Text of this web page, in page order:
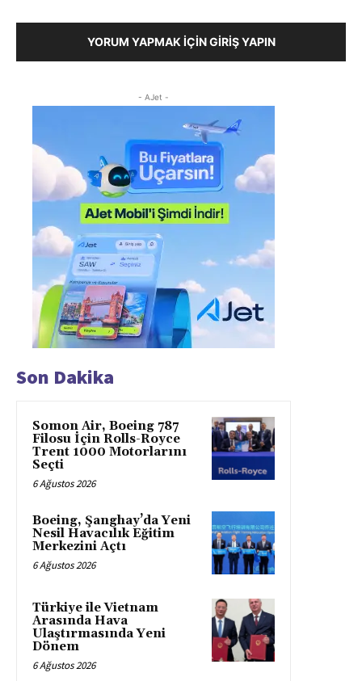
YORUM YAPMAK İÇIN GIRIŞ YAPIN
- AJet -
Son Dakika
Somon Air, Boeing 787
Filosu İçin Rolls-Royce
Trent 1000 Motorlarını
Seçti
6 Ağustos 2026
Boeing, Şanghay’da Yeni
Nesil Havacılık Eğitim
Merkezini Açtı
6 Ağustos 2026
Türkiye ile Vietnam
Arasında Hava
Ulaştırmasında Yeni
Dönem
6 Ağustos 2026